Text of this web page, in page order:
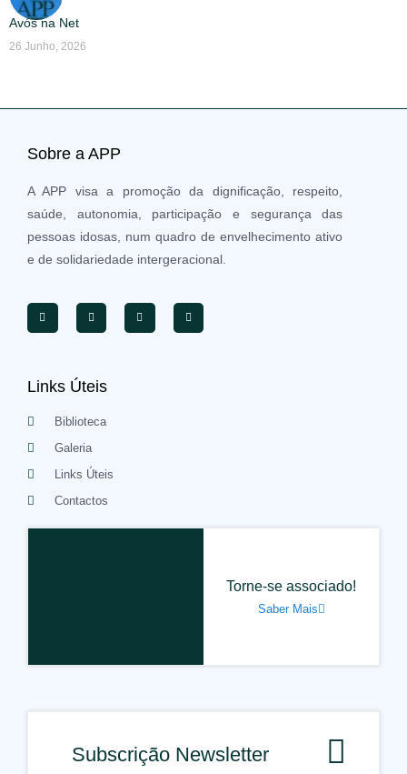
Avós na Net
26 Junho, 2026
Sobre a APP
A APP visa a promoção da dignificação, respeito,
saúde, autonomia, participação e segurança das
pessoas idosas, num quadro de envelhecimento ativo
e de solidariedade intergeracional.
Links Úteis
Biblioteca
Galeria
Links Úteis
Contactos
Torne-se associado!
Saber Mais
Subscrição Newsletter